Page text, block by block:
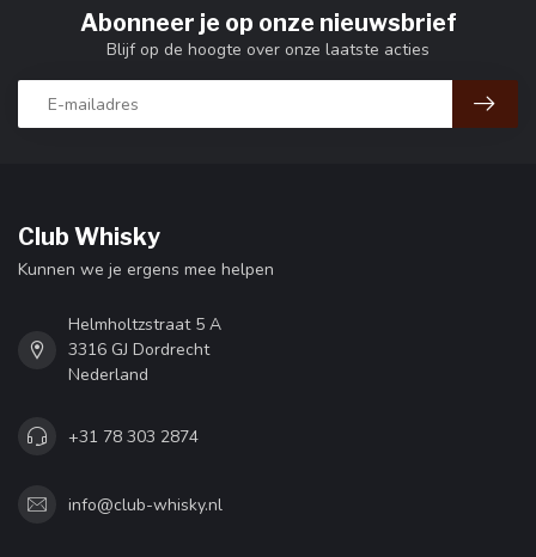
Abonneer je op onze nieuwsbrief
Blijf op de hoogte over onze laatste acties
Club Whisky
Kunnen we je ergens mee helpen
Helmholtzstraat 5 A
3316 GJ Dordrecht
Nederland
+31 78 303 2874
info@club-whisky.nl